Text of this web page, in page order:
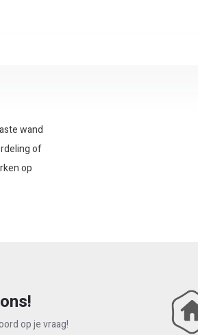
wand
of
op
op je vraag!